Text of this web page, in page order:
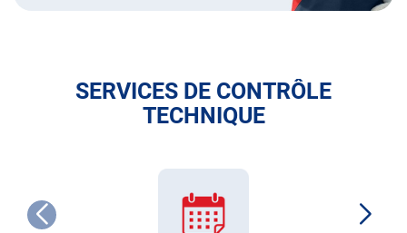
SERVICES DE CONTRÔLE
TECHNIQUE